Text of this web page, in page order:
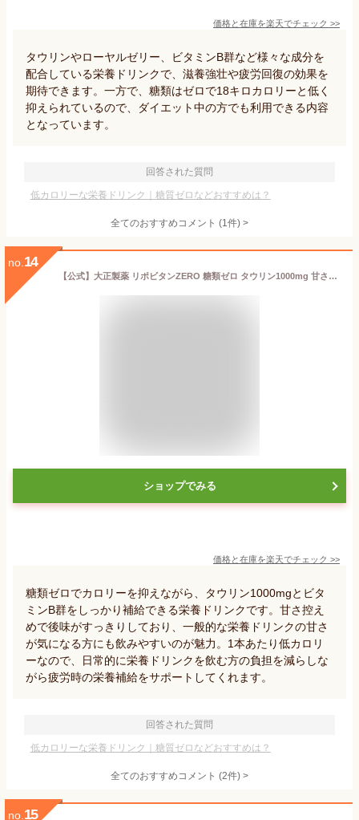
価格と在庫を楽天でチェック >>
タウリンやローヤルゼリー、ビタミンB群など様々な成分を
配合している栄養ドリンクで、滋養強壮や疲労回復の効果を
期待できます。一方で、糖類はゼロで18キロカロリーと低く
抑えられているので、ダイエット中の方でも利用できる内容
となっています。
回答された質問
低カロリーな栄養ドリンク｜糖質ゼロなどおすすめは？
全てのおすすめコメント (1件) >
no. 14
【公式】大正製薬 リポビタンZERO 糖類ゼロ タウリン1000mg 甘さ控えめ 100mL 10本 指定医薬部外品 栄養ドリンク
ショップでみる
価格と在庫を楽天でチェック >>
糖類ゼロでカロリーを抑えながら、タウリン1000mgとビタ
ミンB群をしっかり補給できる栄養ドリンクです。甘さ控え
めで後味がすっきりしており、一般的な栄養ドリンクの甘さ
が気になる方にも飲みやすいのが魅力。1本あたり低カロリ
ーなので、日常的に栄養ドリンクを飲む方の負担を減らしな
がら疲労時の栄養補給をサポートしてくれます。
回答された質問
低カロリーな栄養ドリンク｜糖質ゼロなどおすすめは？
全てのおすすめコメント (2件) >
no. 15